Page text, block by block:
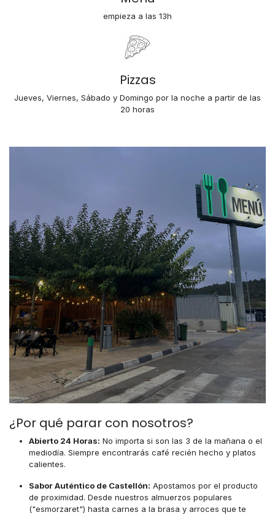
empieza a las 13h
Pizzas
Jueves, Viernes, Sábado y Domingo por la noche a partir de las
20 horas
¿Por qué parar con nosotros?
Abierto 24 Horas: No importa si son las 3 de la mañana o el
mediodía. Siempre encontrarás café recién hecho y platos
calientes.
Sabor Auténtico de Castellón: Apostamos por el producto
de proximidad. Desde nuestros almuerzos populares
("esmorzaret") hasta carnes a la brasa y arroces que te